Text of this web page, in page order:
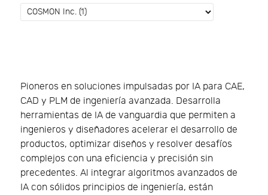
Pioneros en soluciones impulsadas por IA para CAE,
CAD y PLM de ingeniería avanzada. Desarrolla
herramientas de IA de vanguardia que permiten a
ingenieros y diseñadores acelerar el desarrollo de
productos, optimizar diseños y resolver desafíos
complejos con una eficiencia y precisión sin
precedentes. Al integrar algoritmos avanzados de
IA con sólidos principios de ingeniería, están